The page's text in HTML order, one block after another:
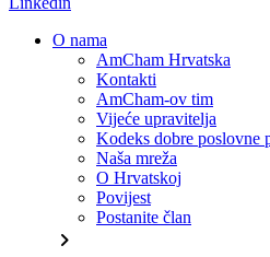
O nama
AmCham Hrvatska
Kontakti
AmCham-ov tim
Vijeće upravitelja
Kodeks dobre poslovne
Naša mreža
O Hrvatskoj
Povijest
Postanite član
chevron_right